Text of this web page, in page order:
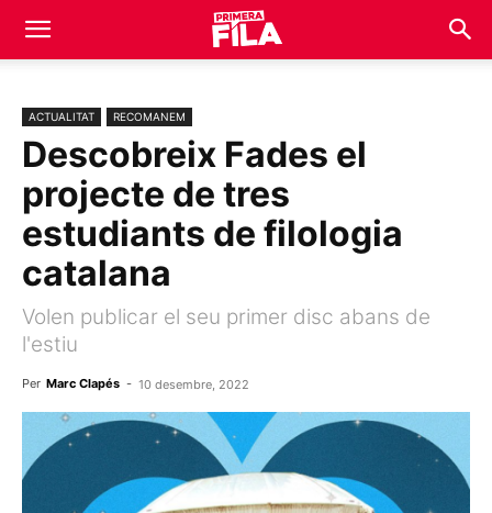
ACTUALITAT RECOMANEM
Descobreix Fades el
projecte de tres
estudiants de filologia
catalana
Volen publicar el seu primer disc abans de
l'estiu
Per Marc Clapés - 10 desembre, 2022